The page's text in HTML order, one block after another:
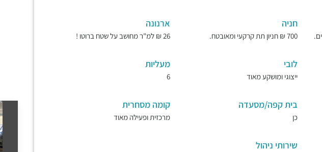
חניה
700 ₪ חניון תת קרקעי ומאובטח.
ארנונה
26 ₪ למ"ר מחושב על שטח ברוטו !
לובי
ייצוגי ומושקע מאוד
מעליות
6
בית קפה/מסעדה
כן
קומה מסחרית
מרכזית ופעילה מאוד
שירותי ניהול